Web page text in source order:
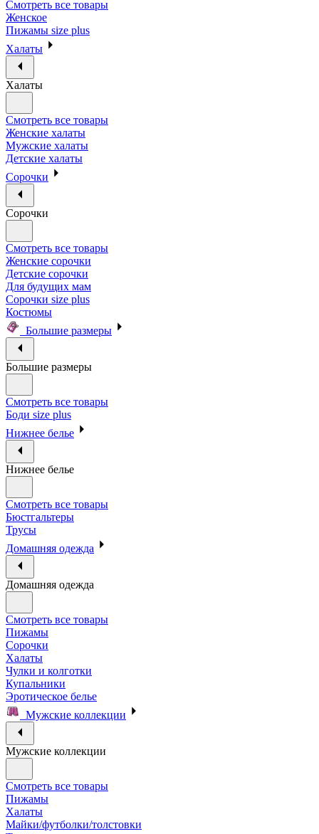
Смотреть все товары
Женское
Пижамы size plus
Халаты
Халаты
Смотреть все товары
Женские халаты
Мужские халаты
Детские халаты
Сорочки
Сорочки
Смотреть все товары
Женские сорочки
Детские сорочки
Для будущих мам
Сорочки size plus
Костюмы
Большие размеры
Большие размеры
Смотреть все товары
Боди size plus
Нижнее белье
Нижнее белье
Смотреть все товары
Бюстгальтеры
Трусы
Домашняя одежда
Домашняя одежда
Смотреть все товары
Пижамы
Сорочки
Халаты
Чулки и колготки
Купальники
Эротическое белье
Мужские коллекции
Мужские коллекции
Смотреть все товары
Пижамы
Халаты
Майки/футболки/толстовки